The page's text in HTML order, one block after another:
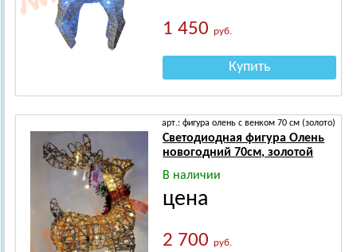
1 450руб.
Купить
арт.: фигура олень с венком 70 см (золото)
Светодиодная фигура Олень
новогодний 70см, золотой
В наличии
цена
2 700руб.